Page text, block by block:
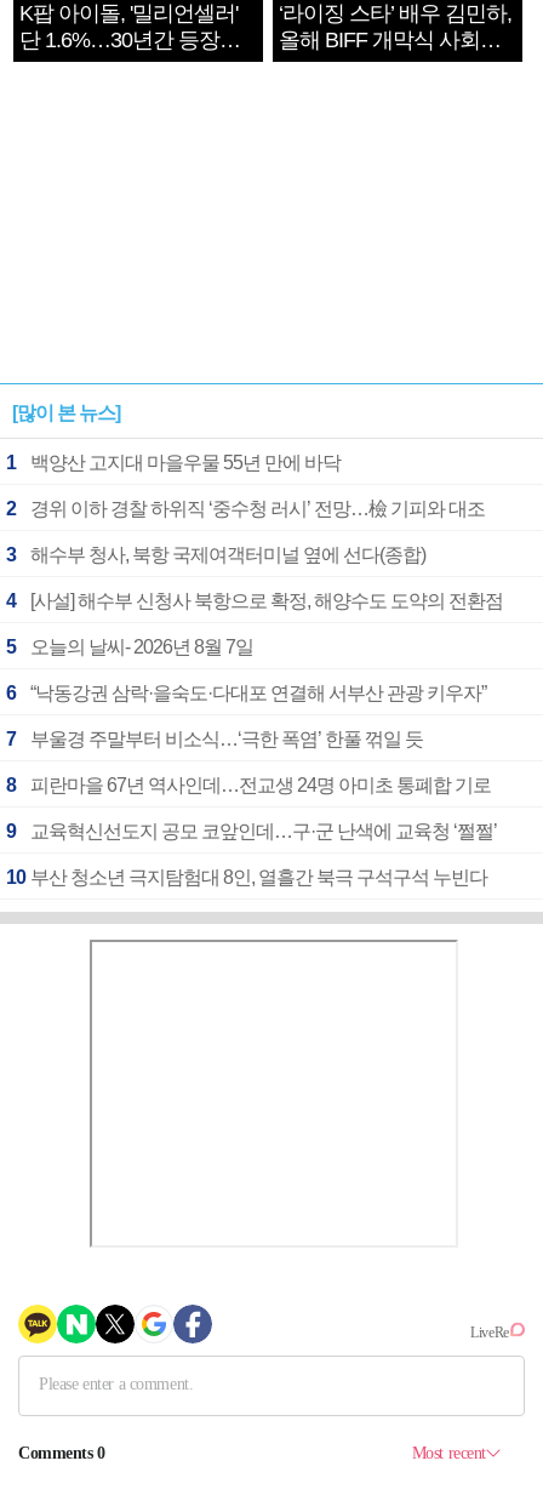
K팝 아이돌, '밀리언셀러'
단 1.6%…30년간 등장
1182개팀 전수조사
‘라이징 스타’ 배우 김민하,
올해 BIFF 개막식 사회자
확정
[많이 본 뉴스]
1 백양산 고지대 마을우물 55년 만에 바닥
2 경위 이하 경찰 하위직 ‘중수청 러시’ 전망…檢 기피와 대조
3 해수부 청사, 북항 국제여객터미널 옆에 선다(종합)
4 [사설] 해수부 신청사 북항으로 확정, 해양수도 도약의 전환점
5 오늘의 날씨- 2026년 8월 7일
6 “낙동강권 삼락·을숙도·다대포 연결해 서부산 관광 키우자”
7 부울경 주말부터 비소식…‘극한 폭염’ 한풀 꺾일 듯
8 피란마을 67년 역사인데…전교생 24명 아미초 통폐합 기로
9 교육혁신선도지 공모 코앞인데…구·군 난색에 교육청 ‘쩔쩔’
10 부산 청소년 극지탐험대 8인, 열흘간 북극 구석구석 누빈다